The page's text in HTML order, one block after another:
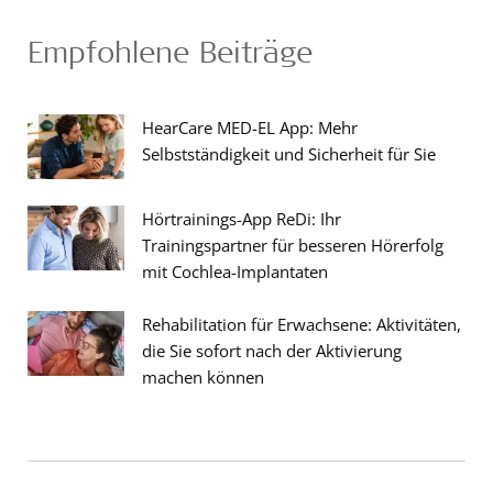
Empfohlene Beiträge
HearCare MED-EL App: Mehr
Selbstständigkeit und Sicherheit für Sie
Hörtrainings-App ReDi: Ihr
Trainingspartner für besseren Hörerfolg
mit Cochlea-Implantaten
Rehabilitation für Erwachsene: Aktivitäten,
die Sie sofort nach der Aktivierung
machen können